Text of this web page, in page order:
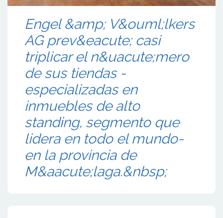
Engel &amp; V&ouml;lkers
AG prev&eacute; casi
triplicar el n&uacute;mero
de sus tiendas -
especializadas en
inmuebles de alto
standing, segmento que
lidera en todo el mundo-
en la provincia de
M&aacute;laga.&nbsp;